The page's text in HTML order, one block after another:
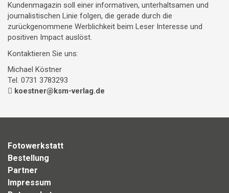
Kundenmagazin soll einer informativen, unterhaltsamen und
journalistischen Linie folgen, die gerade durch die
zurückgenommene Werblichkeit beim Leser Interesse und
positiven Impact auslöst.
Kontaktieren Sie uns:
Michael Köstner
Tel. 0731 3783293
koestner@ksm-verlag.de
Fotowerkstatt
Bestellung
Partner
Impressum